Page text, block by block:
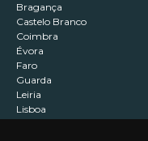
Bragança
Castelo Branco
Coimbra
Évora
Faro
Guarda
Leiria
Lisboa